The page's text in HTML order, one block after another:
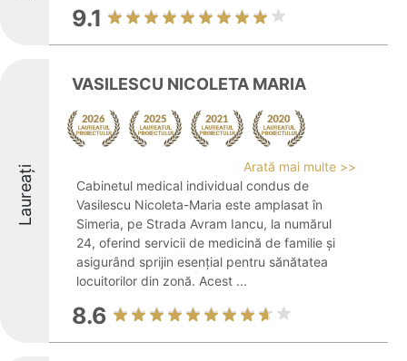
9.1
Laureați
VASILESCU NICOLETA MARIA
Arată mai multe >>
Cabinetul medical individual condus de
Vasilescu Nicoleta-Maria este amplasat în
Simeria, pe Strada Avram Iancu, la numărul
24, oferind servicii de medicină de familie și
asigurând sprijin esențial pentru sănătatea
locuitorilor din zonă. Acest ...
8.6